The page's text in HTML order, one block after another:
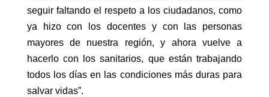
seguir faltando el respeto a los ciudadanos, como
ya hizo con los docentes y con las personas
mayores de nuestra región, y ahora vuelve a
hacerlo con los sanitarios, que están trabajando
todos los días en las condiciones más duras para
salvar vidas”.